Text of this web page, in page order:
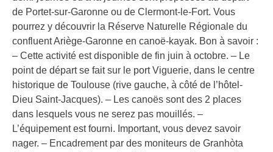
de Portet-sur-Garonne ou de Clermont-le-Fort. Vous
pourrez y découvrir la Réserve Naturelle Régionale du
confluent Ariège-Garonne en canoë-kayak. Bon à savoir :
– Cette activité est disponible de fin juin à octobre. – Le
point de départ se fait sur le port Viguerie, dans le centre
historique de Toulouse (rive gauche, à côté de l’hôtel-
Dieu Saint-Jacques). – Les canoës sont des 2 places
dans lesquels vous ne serez pas mouillés. –
L’équipement est fourni. Important, vous devez savoir
nager. – Encadrement par des moniteurs de Granhòta